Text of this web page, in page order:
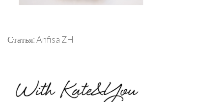
Статья: Anfisa ZH